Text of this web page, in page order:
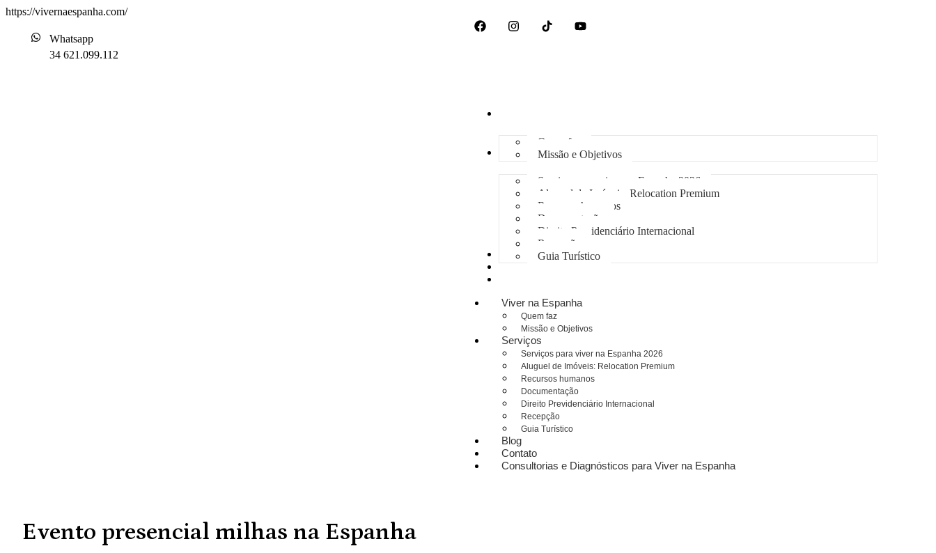
https://vivernaespanha.com/
Whatsapp
34 621.099.112
Quem faz
Missão e Objetivos
Serviços
Serviços para viver na Espanha 2026
Aluguel de Imóveis: Relocation Premium
Recursos humanos
Documentação
Direito Previdenciário Internacional
Recepção
Guia Turístico
Blog
Viver na Espanha
Quem faz
Missão e Objetivos
Serviços
Serviços para viver na Espanha 2026
Aluguel de Imóveis: Relocation Premium
Recursos humanos
Documentação
Direito Previdenciário Internacional
Recepção
Guia Turístico
Blog
Contato
Consultorias e Diagnósticos para Viver na Espanha
Evento presencial milhas na Espanha